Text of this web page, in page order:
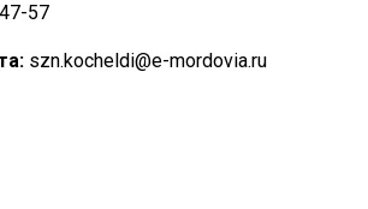
57
szn.kocheldi@e-mordovia.ru